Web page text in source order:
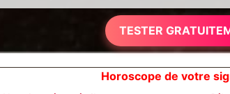
TESTER
Horoscope de votre